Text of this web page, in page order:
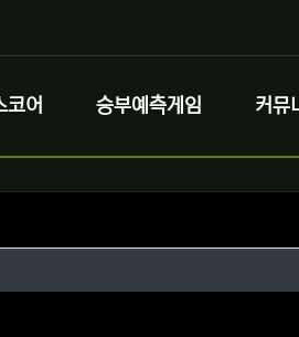
코어 승부예측게임 커뮤